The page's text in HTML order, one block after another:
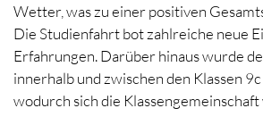
Wetter, was zu einer positiven
Die Studienfahrt bot zahlreiche neue
Erfahrungen. Darüber hinaus wurde
innerhalb und zwischen den Klassen
wodurch sich die